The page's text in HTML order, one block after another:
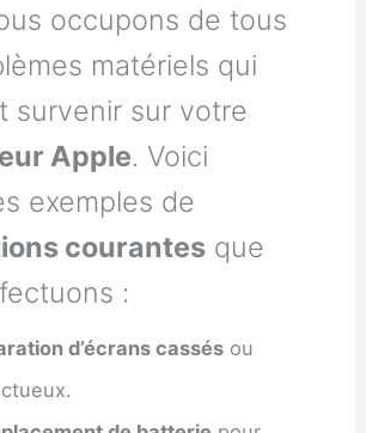
occupons de tous
matériels qui
survenir sur votre
Apple. Voici
exemples de
courantes que
:
d’écrans cassés ou